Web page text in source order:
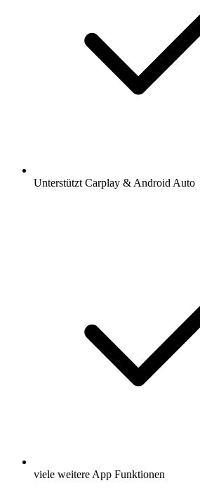
Unterstützt Carplay & Android Auto
viele weitere App Funktionen